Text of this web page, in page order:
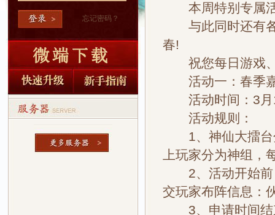
忘记密码？
本周特别专属活
与此同时还有各
春!
祝您每日游戏
活动一：春季嘉
活动时间：3月
活动规则：
1、神仙大擂台
上玩家分为神组
2、活动开始前
交玩家布阵信息：
3、申请时间结